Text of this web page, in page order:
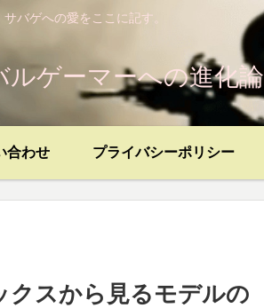
サバゲへの愛をここに記す。
ルゲーマーへの進化論
合わせ プライバシーポリシー
クスから見るモデルの